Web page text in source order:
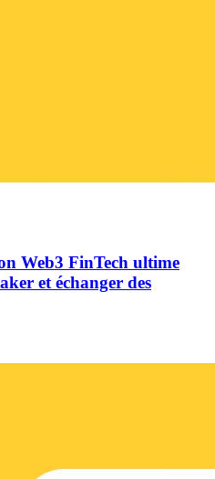
Web3 FinTech ultime
et échanger des